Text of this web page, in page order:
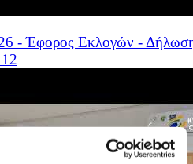
- Έφορος Εκλογών -
12